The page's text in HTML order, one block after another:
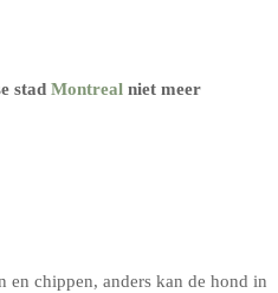
stad Montreal niet meer
en chippen, anders kan de hond in